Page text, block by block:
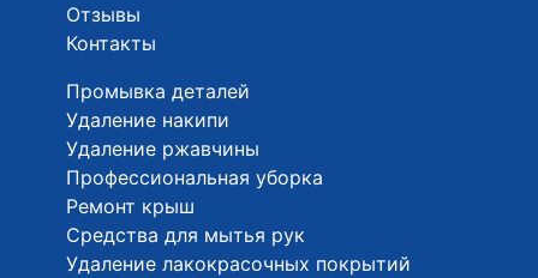
Отзывы
Контакты
Промывка деталей
Удаление накипи
Удаление ржавчины
Профессиональная уборка
Ремонт крыш
Средства для мытья рук
Удаление лакокрасочных покрытий